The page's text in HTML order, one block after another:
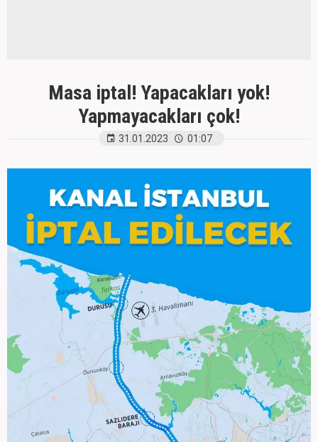
Masa iptal! Yapacakları yok!
Yapmayacakları çok!
31.01.2023 01:07